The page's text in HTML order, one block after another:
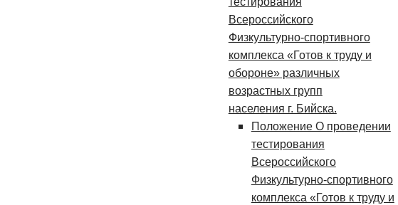
Всероссийского
Физкультурно-спортивного
комплекса «Готов к труду и
обороне» различных
возрастных групп
населения г. Бийска.
Положение О проведении
тестирования
Всероссийского
Физкультурно-спортивного
комплекса «Готов к труду и